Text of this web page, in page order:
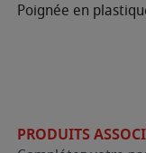
Poignée en
PRODUITS